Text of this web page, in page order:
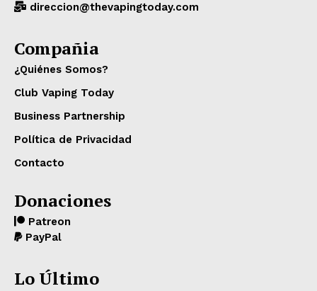
direccion@thevapingtoday.com
Compañia
¿Quiénes Somos?
Club Vaping Today
Business Partnership
Política de Privacidad
Contacto
Donaciones
Patreon
PayPal
Lo Último